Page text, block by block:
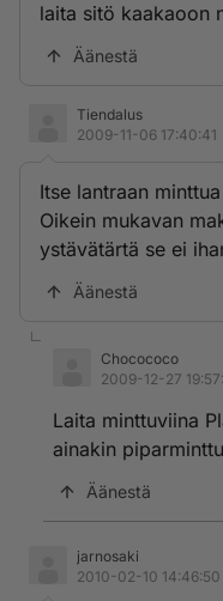
laita sitö kaakaoon
Äänestä
Tiendalus
2009-11-06 17:40:41
Itse lantraan
Oikein mukavan
ystävätärtä se ei
Äänestä
Chocococo
2009-12-27
Laita minttuviina
ainakin
Äänestä
jarnosaki
2010-02-10 14:46:50